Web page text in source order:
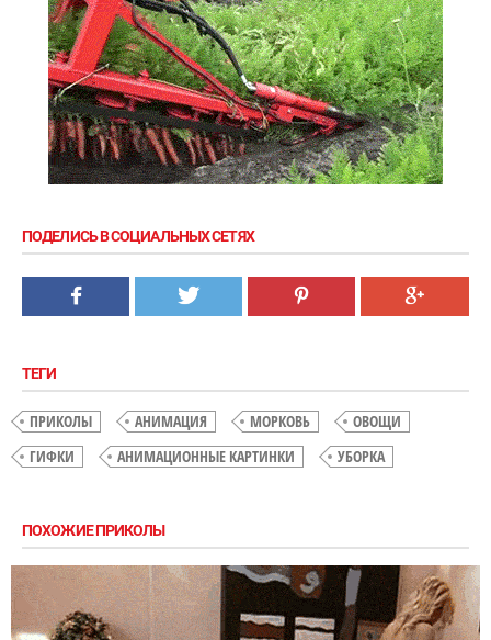
ПОДЕЛИСЬ В СОЦИАЛЬНЫХ СЕТЯХ
ТЕГИ
ПРИКОЛЫ АНИМАЦИЯ МОРКОВЬ
ОВОЩИ
ГИФКИ
АНИМАЦИОННЫЕ КАРТИНКИ УБОРКА
ПОХОЖИЕ ПРИКОЛЫ